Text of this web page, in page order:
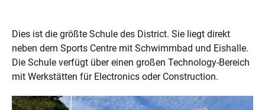
Dies ist die größte Schule des District. Sie liegt direkt
neben dem Sports Centre mit Schwimmbad und Eishalle.
Die Schule verfügt über einen großen Technology-Bereich
mit Werkstätten für Electronics oder Construction.